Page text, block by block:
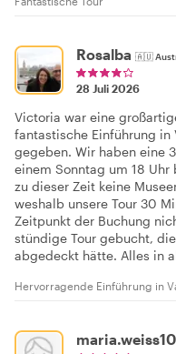
Rosalba 🇦🇺
28 Juli 2026
Victoria war eine
fantastische Einführung
gegeben. Wir haben eine
einem Sonntag um 18 Uhr
zu dieser Zeit keine
weshalb unsere Tour 30
Zeitpunkt der Buchung
stündige Tour gebucht,
abgedeckt hätte. Alles in
Hervorragende Einführung in